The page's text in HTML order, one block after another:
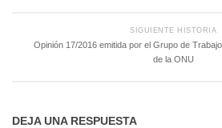
SIGUIENTE HISTORIA
Opinión 17/2016 emitida por el Grupo de
de la ONU
DEJA UNA RESPUESTA